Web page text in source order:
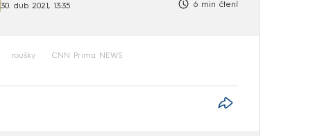
30. dub 2021, 13:35 6 min čtení
roušky CNN Prima NEWS